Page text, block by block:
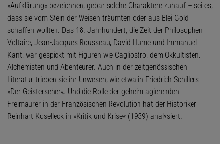
»Aufklärung« bezeichnen, gebar solche Charaktere zuhauf – sei es,
dass sie vom Stein der Weisen träumten oder aus Blei Gold
schaffen wollten. Das 18. Jahrhundert, die Zeit der Philosophen
Voltaire, Jean-Jacques Rousseau, David Hume und Immanuel
Kant, war gespickt mit Figuren wie Cagliostro, dem Okkultisten,
Alchemisten und Abenteurer. Auch in der zeitgenössischen
Literatur trieben sie ihr Unwesen, wie etwa in Friedrich Schillers
»Der Geisterseher«. Und die Rolle der geheim agierenden
Freimaurer in der Französischen Revolution hat der Historiker
Reinhart Koselleck in »Kritik und Krise« (1959) analysiert.